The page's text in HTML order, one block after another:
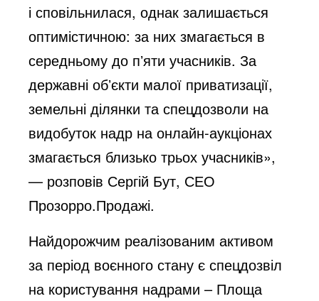
і сповільнилася, однак залишається
оптимістичною: за них змагається в
середньому до пʼяти учасників. За
державні обʼєкти малої приватизації,
земельні ділянки та спецдозволи на
видобуток надр на онлайн-аукціонах
змагається близько трьох учасників»,
— розповів Сергій Бут, СЕО
Прозорро.Продажі.
Найдорожчим реалізованим активом
за період воєнного стану є спецдозвіл
на користування надрами – Площа